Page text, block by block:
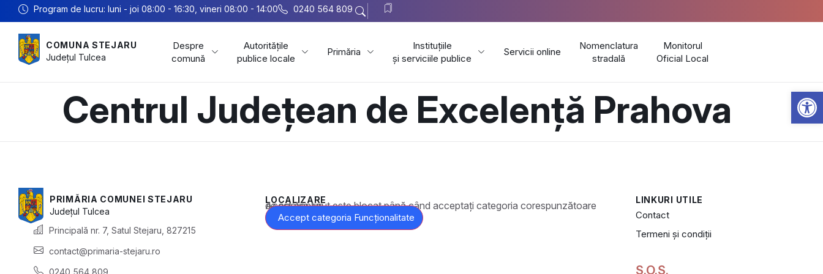
Program de lucru: luni - joi 08:00 - 16:30, vineri 08:00 - 14:00 0240 564 809
COMUNA STEJARU
Județul Tulcea
Despre
comună
Autoritățile
publice locale
Primăria
Instituțiile
și serviciile publice
Servicii online
Nomenclatura
stradală
Monitorul
Oficial Local
Centrul Județean de Excelență Prahova
PRIMĂRIA COMUNEI STEJARU
Județul Tulcea
Principală nr. 7, Satul Stejaru, 827215
contact@primaria-stejaru.ro
0240 564 809
LOCALIZARE
Acest conținut este blocat până când acceptați categoria corespunzătoare de cookie-uri.
Accept categoria Funcționalitate
LINKURI UTILE
Contact
Termeni și condiții
S.O.S.